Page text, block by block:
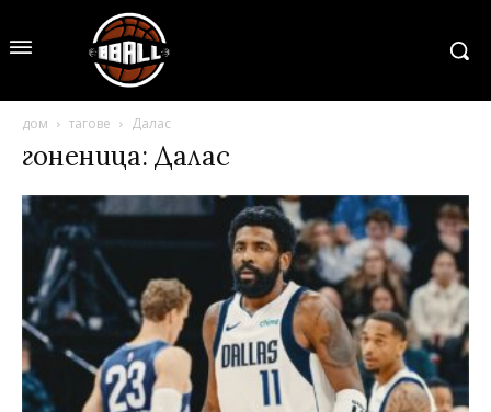
дом тагове Далас
гоненица: Далас